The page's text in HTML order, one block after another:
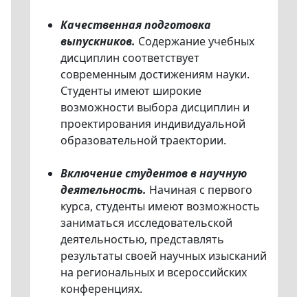
Качественная подготовка
выпускников. Содержание учебных
дисциплин соответствует
современным достижениям науки.
Студенты имеют широкие
возможности выбора дисциплин и
проектирования индивидуальной
образовательной траектории.
Включение студентов в научную
деятельность. Начиная с первого
курса, студенты имеют возможность
заниматься исследовательской
деятельностью, представлять
результаты своей научных изысканий
на региональных и всероссийских
конференциях.